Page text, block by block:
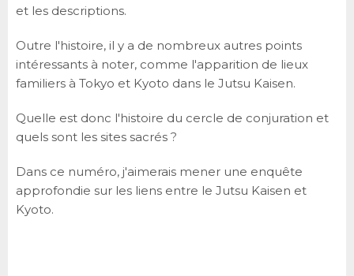
et les descriptions.
Outre l'histoire, il y a de nombreux autres points
intéressants à noter, comme l'apparition de lieux
familiers à Tokyo et Kyoto dans le Jutsu Kaisen.
Quelle est donc l'histoire du cercle de conjuration et
quels sont les sites sacrés ?
Dans ce numéro, j'aimerais mener une enquête
approfondie sur les liens entre le Jutsu Kaisen et
Kyoto.